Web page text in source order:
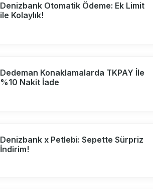
Denizbank Otomatik Ödeme: Ek Limit
ile Kolaylık!
Dedeman Konaklamalarda TKPAY İle
%10 Nakit İade
Denizbank x Petlebi: Sepette Sürpriz
İndirim!